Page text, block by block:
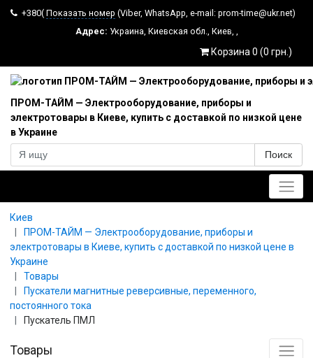
+380( Показать номер (Viber, WhatsApp, e-mail: prom-time@ukr.net)
Адрес: Украина, Киевская обл., Киев, ,
Корзина 0 (0 грн.)
ПРОМ-ТАЙМ — Электрооборудование, приборы и
электротовары в Киеве, купить с доставкой по низкой цене
в Украине
Поиск
Киев
ПРОМ-ТАЙМ — Электрооборудование, приборы и
электротовары в Киеве, купить с доставкой по низкой цене в
Украине
Товары
Пускатели магнитные реверсивные, переменного,
постоянного тока
Пускатель ПМЛ
Товары